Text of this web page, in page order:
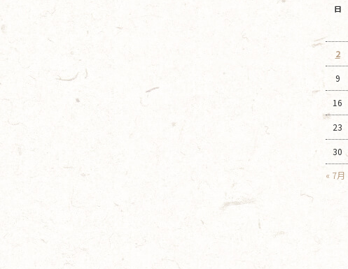
日
« 7月
2
9
16
23
30